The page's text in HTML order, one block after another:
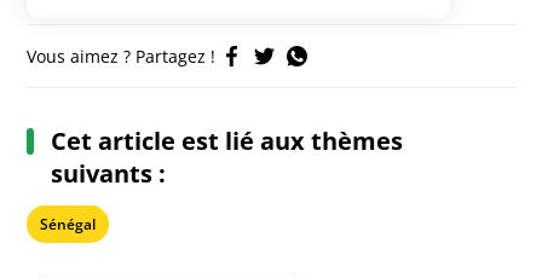
Vous aimez ? Partagez !
Cet article est lié aux thèmes
suivants :
Sénégal